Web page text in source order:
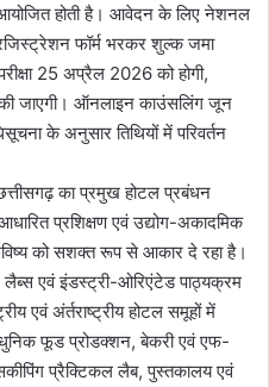
आयोजित होती है। आवेदन के लिए नेशनल
फॉर्म भरकर शुल्क जमा
25 अप्रैल 2026 को होगी,
जाएगी। ऑनलाइन काउंसलिंग जून
के अनुसार तिथियों में परिवर्तन
का प्रमुख होटल प्रबंधन
प्रशिक्षण एवं उद्योग-अकादमिक
को सशक्त रूप से आकार दे रहा है।
एवं इंडस्ट्री-ओरिएंटेड पाठ्यक्रम
एवं अंर्तराष्ट्रीय होटल समूहों में
फूड प्रोडक्शन, बेकरी एवं एफ-
प्रैक्टिकल लैब, पुस्तकालय एवं